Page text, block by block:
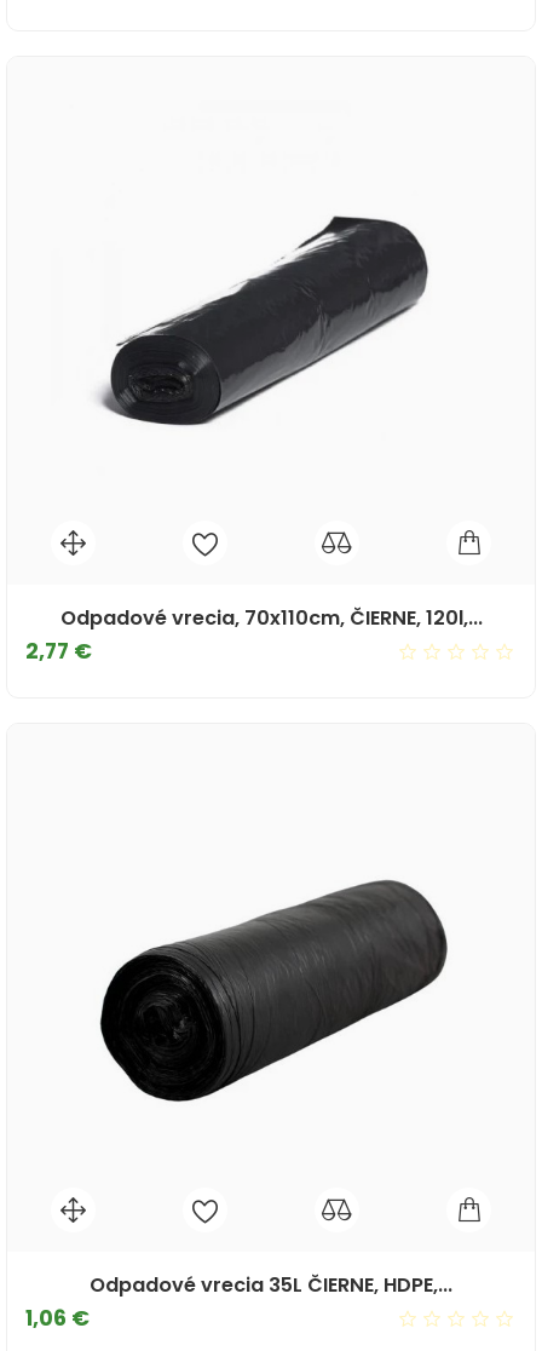
Odpadové vrecia, 70x110cm, ČIERNE, 120l,...
2,77 €Cena
Odpadové vrecia 35L ČIERNE, HDPE,...
1,06 €Cena